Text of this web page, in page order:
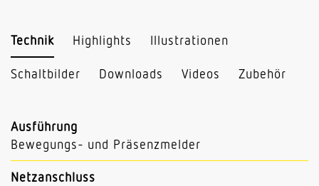
Technik Highlights Illustrationen
Schaltbilder Downloads Videos Zubehör
Ausführung
Bewegungs- und Präsenzmelder
Netzanschluss